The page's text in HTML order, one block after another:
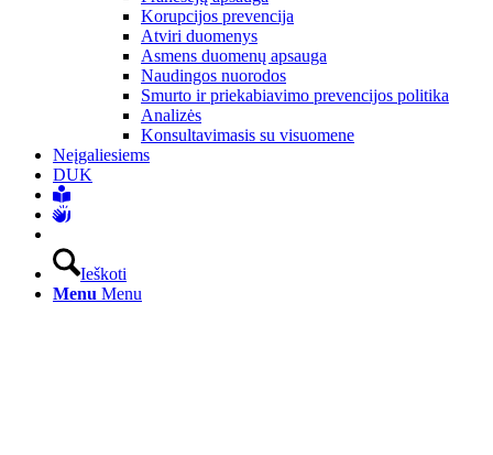
Korupcijos prevencija
Atviri duomenys
Asmens duomenų apsauga
Naudingos nuorodos
Smurto ir priekabiavimo prevencijos politika
Analizės
Konsultavimasis su visuomene
Neįgaliesiems
DUK
Ieškoti
Menu Menu